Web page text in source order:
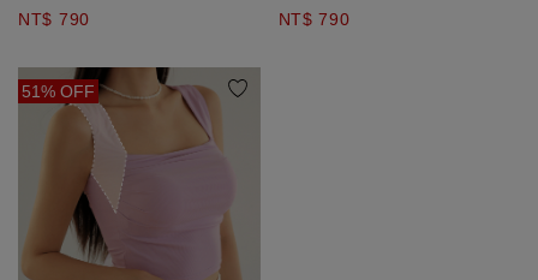
NT$ 790 NT$ 790
51% OFF